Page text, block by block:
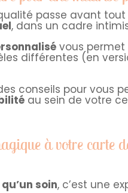
passe avant
, dans un cadre
vous
différentes (en
conseils pour vous
au sein de votre
à votre carte
soin, c’est une